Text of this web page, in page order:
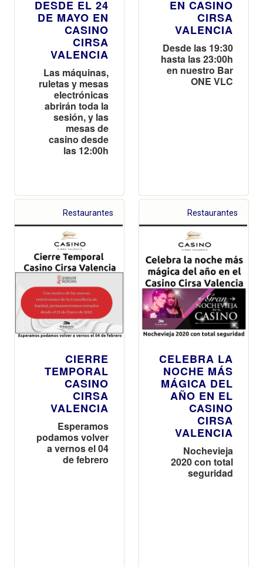
DESDE EL 24
DE MAYO EN
CASINO
CIRSA
VALENCIA
Las máquinas,
ruletas y mesas
electrónicas
abrirán toda la
sesión, y las
mesas de
casino desde
las 12:00h
EN CASINO
CIRSA
VALENCIA
Desde las 19:30
hasta las 23:00h
en nuestro Bar
ONE VLC
Restaurantes
CIERRE
TEMPORAL
CASINO
CIRSA
VALENCIA
Esperamos
podamos volver
a vernos el 04
de febrero
Restaurantes
CELEBRA LA
NOCHE MÁS
MÁGICA DEL
AÑO EN EL
CASINO
CIRSA
VALENCIA
Nochevieja
2020 con total
seguridad